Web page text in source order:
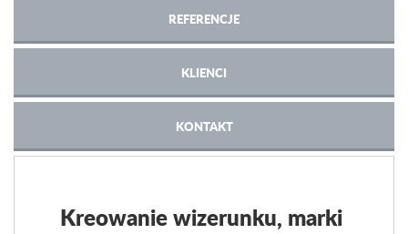
REFERENCJE
KLIENCI
KONTAKT
Kreowanie wizerunku, marki